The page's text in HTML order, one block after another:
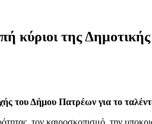
κύριοι της
του Δήμου Πατρέων για το
τον καιροσκοπισμό, την